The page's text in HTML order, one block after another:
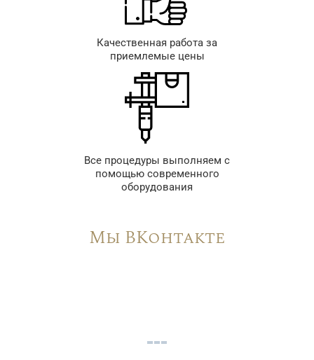
Качественная работа за
приемлемые цены
Все процедуры выполняем с
помощью современного
оборудования
Мы ВКонтакте